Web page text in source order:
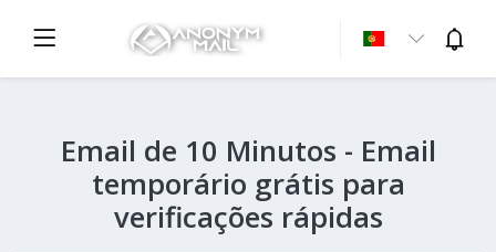
Email de 10 Minutos - Email
temporário grátis para
verificações rápidas